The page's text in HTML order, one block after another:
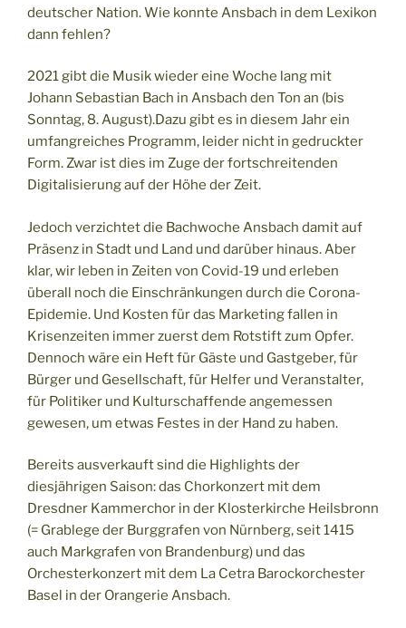
deutscher Nation. Wie konnte Ansbach in dem Lexikon
dann fehlen?
2021 gibt die Musik wieder eine Woche lang mit
Johann Sebastian Bach in Ansbach den Ton an (bis
Sonntag, 8. August).Dazu gibt es in diesem Jahr ein
umfangreiches Programm, leider nicht in gedruckter
Form. Zwar ist dies im Zuge der fortschreitenden
Digitalisierung auf der Höhe der Zeit.
Jedoch verzichtet die Bachwoche Ansbach damit auf
Präsenz in Stadt und Land und darüber hinaus. Aber
klar, wir leben in Zeiten von Covid-19 und erleben
überall noch die Einschränkungen durch die Corona-
Epidemie. Und Kosten für das Marketing fallen in
Krisenzeiten immer zuerst dem Rotstift zum Opfer.
Dennoch wäre ein Heft für Gäste und Gastgeber, für
Bürger und Gesellschaft, für Helfer und Veranstalter,
für Politiker und Kulturschaffende angemessen
gewesen, um etwas Festes in der Hand zu haben.
Bereits ausverkauft sind die Highlights der
diesjährigen Saison: das Chorkonzert mit dem
Dresdner Kammerchor in der Klosterkirche Heilsbronn
(= Grablege der Burggrafen von Nürnberg, seit 1415
auch Markgrafen von Brandenburg) und das
Orchesterkonzert mit dem La Cetra Barockorchester
Basel in der Orangerie Ansbach.